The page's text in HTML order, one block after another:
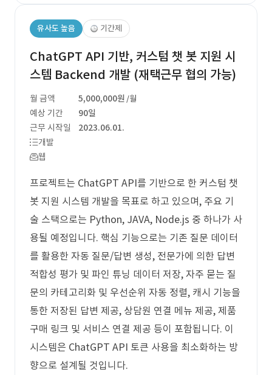
유사도 높음 기간제
ChatGPT API 기반, 커스텀 챗 봇 지원 시
스템 Backend 개발 (재택근무 협의 가능)
월 금액 5,000,000원 /월
예상 기간
90일
근무 시작일
2023.06.01.
개발
웹
프로젝트는 ChatGPT API를 기반으로 한 커스텀 챗
봇 지원 시스템 개발을 목표로 하고 있으며, 주요 기
술 스택으로는 Python, JAVA, Node.js 중 하나가 사
용될 예정입니다. 핵심 기능으로는 기존 질문 데이터
를 활용한 자동 질문/답변 생성, 전문가에 의한 답변
적합성 평가 및 파인 튜닝 데이터 저장, 자주 묻는 질
문의 카테고리화 및 우선순위 자동 정렬, 캐시 기능을
통한 저장된 답변 제공, 상담원 연결 메뉴 제공, 제품
구매 링크 및 서비스 연결 제공 등이 포함됩니다. 이
시스템은 ChatGPT API 토큰 사용을 최소화하는 방
향으로 설계될 것입니다.